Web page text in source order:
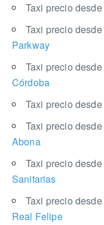
Taxi precio desde
Taxi precio desde
Parkway
Taxi precio desde
Córdoba
Taxi precio desde
Taxi precio desde
Abona
Taxi precio desde
Sanitarias
Taxi precio desde
Real Felipe